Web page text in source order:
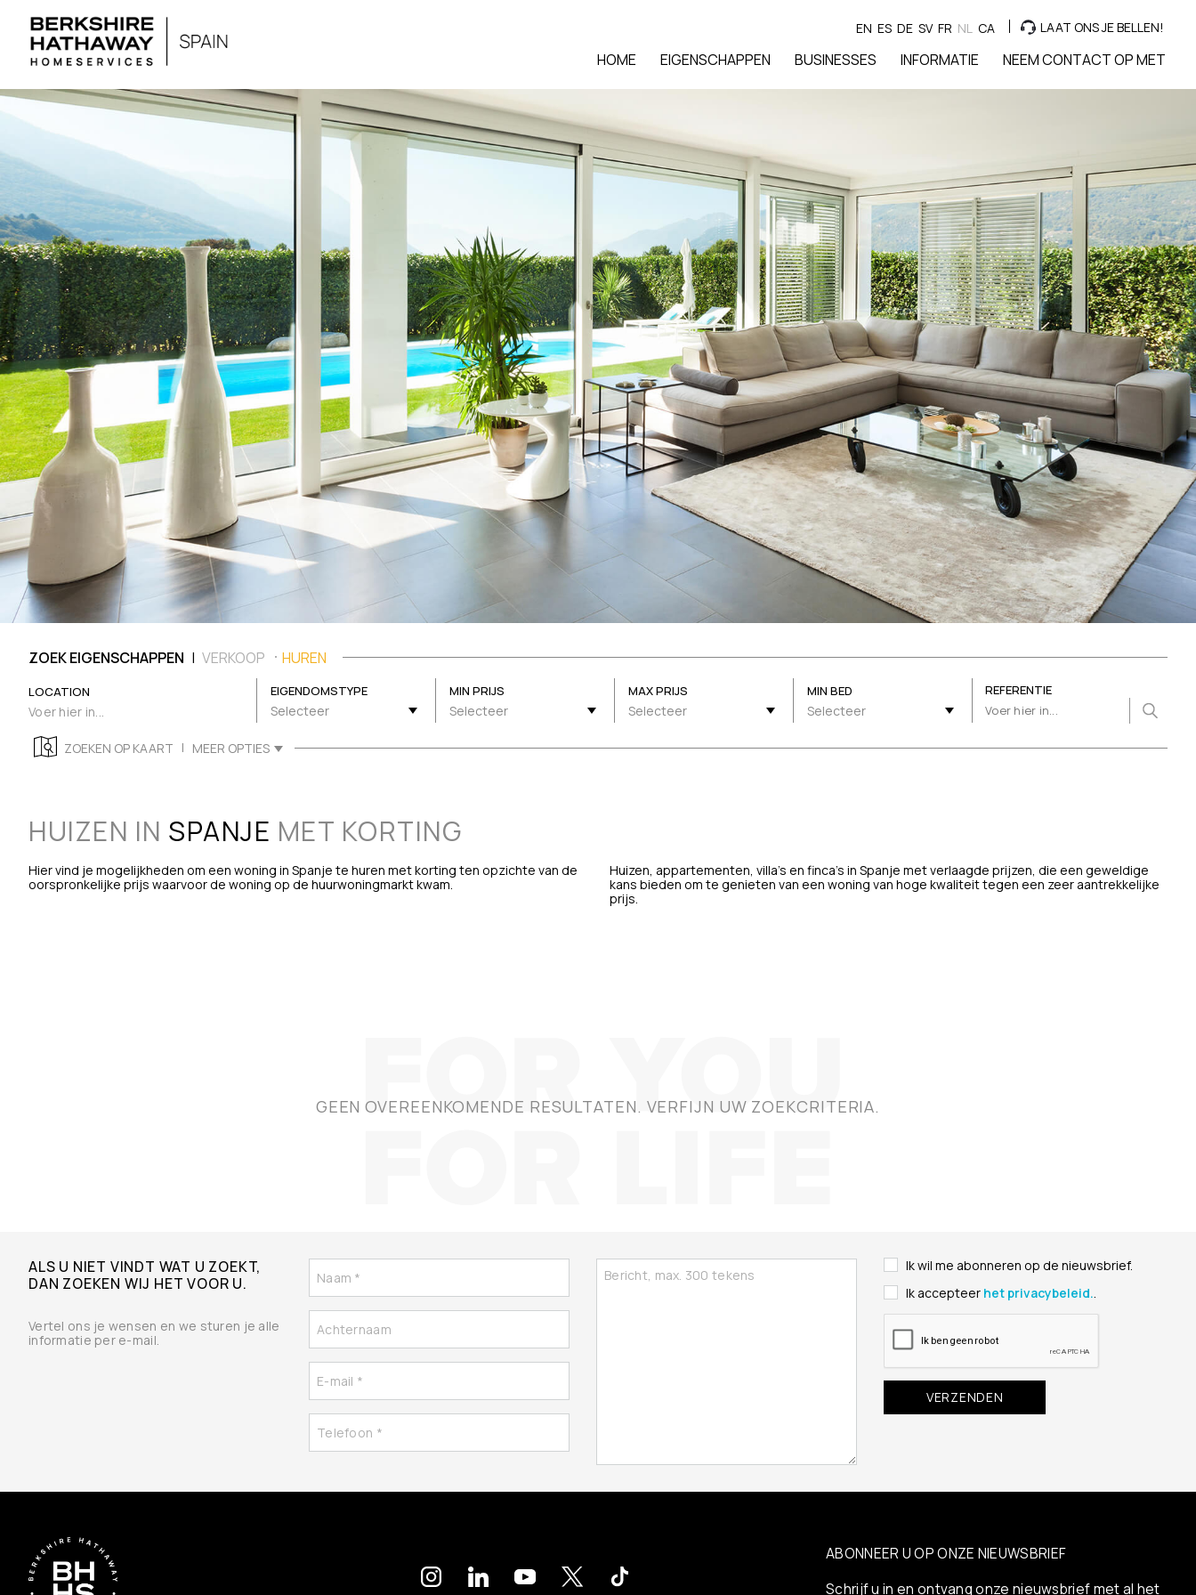
EN ES DE SV FR NL CA LAAT ONS JE BELLEN!
HOME EIGENSCHAPPEN BUSINESSES INFORMATIE NEEM CONTACT OP MET
ZOEK EIGENSCHAPPEN | VERKOOP HUREN
LOCATION EIGENDOMSTYPE
Selecteer
MIN PRIJS
Selecteer
MAX PRIJS
Selecteer
MIN BED
Selecteer
REFERENTIE
ZOEKEN OP KAART | MEER OPTIES
HUIZEN IN SPANJE MET KORTING
Hier vind je mogelijkheden om een woning in Spanje te huren met korting ten opzichte van de
oorspronkelijke prijs waarvoor de woning op de huurwoningmarkt kwam.
Huizen, appartementen, villa's en finca's in Spanje met verlaagde prijzen, die een geweldige
kans bieden om te genieten van een woning van hoge kwaliteit tegen een zeer aantrekkelijke
prijs.
GEEN OVEREENKOMENDE RESULTATEN. VERFIJN UW ZOEKCRITERIA.
ALS U NIET VINDT WAT U ZOEKT,
DAN ZOEKEN WIJ HET VOOR U.
Vertel ons je wensen en we sturen je alle
informatie per e-mail.
Ik wil me abonneren op de nieuwsbrief.
Ik accepteer het privacybeleid..
ABONNEER U OP ONZE NIEUWSBRIEF
Schrijf u in en ontvang onze nieuwsbrief met al het